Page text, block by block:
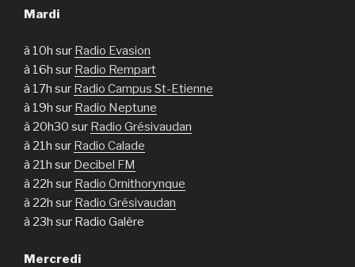
Mardi
à 10h sur Radio Evasion
à 16h sur Radio Rempart
à 17h sur Radio Campus St-Etienne
à 19h sur Radio Neptune
à 20h30 sur Radio Grésivaudan
à 21h sur Radio Calade
à 21h sur Decibel FM
à 22h sur Radio Ornithorynque
à 22h sur Radio Grésivaudan
à 23h sur Radio Galère
Mercredi